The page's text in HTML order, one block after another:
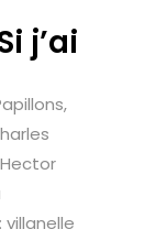
j’ai
villanelle